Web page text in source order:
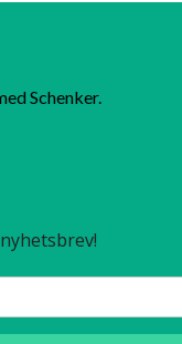
Schenker.